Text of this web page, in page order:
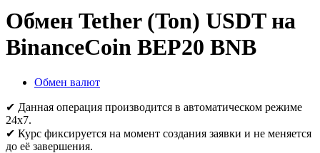
Обмен Tether (Ton) USDT на
BinanceCoin BEP20 BNB
Обмен валют
✔ Данная операция производится в автоматическом режиме
24х7.
✔ Курс фиксируется на момент создания заявки и не меняется
до её завершения.